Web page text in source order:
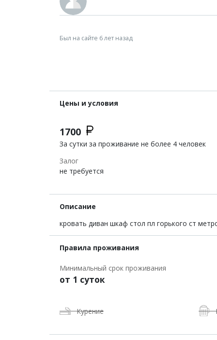
Был на сайте 6 лет назад
Цены и условия
1700
За сутки за проживание не более 4 человек
Залог
не требуется
Описание
кровать диван шкаф стол пл горького ст
Правила проживания
Минимальный срок проживания
от 1 суток
Курение